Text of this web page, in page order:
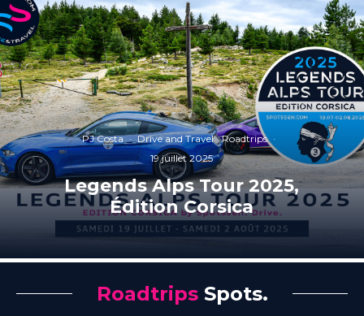
PJ Costa · Drive and Travel Roadtrips ·
19 juillet 2025
Legends Alps Tour 2025,
Édition Corsica
RoadtripsSpots.